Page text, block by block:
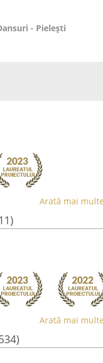
- Pieleşti
Arată mai
Arată mai